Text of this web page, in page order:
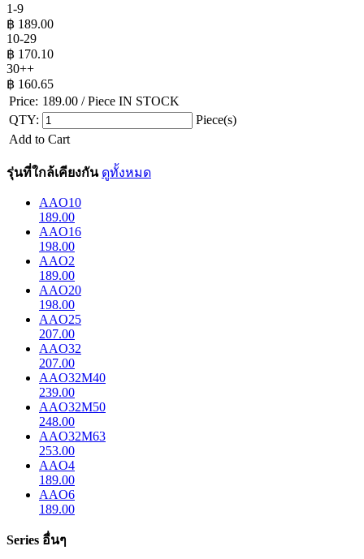
1-9
฿ 189.00
10-29
฿ 170.10
30++
฿ 160.65
Price: 189.00 / Piece IN STOCK
QTY:
Piece(s)
Add to Cart
รุ่นที่ใกล้เคียงกัน ดูทั้งหมด
AAO10
189.00
AAO16
198.00
AAO2
189.00
AAO20
198.00
AAO25
207.00
AAO32
207.00
AAO32M40
239.00
AAO32M50
248.00
AAO32M63
253.00
AAO4
189.00
AAO6
189.00
Series อื่นๆ